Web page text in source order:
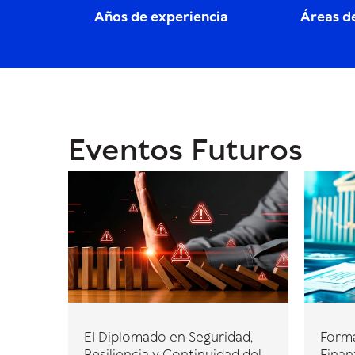
Años de experiencia Áreas
Eventos Futuros
El Diplomado en Seguridad,